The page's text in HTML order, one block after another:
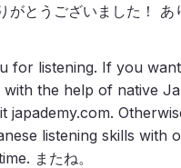
がとうございました！ あ
for listening. If you
with the help of native
japademy.com.
listening skills with
またね。